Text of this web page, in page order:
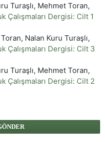
Turaşlı, Mehmet Toran,
Çalışmaları Dergisi: Cilt 1
Nalan Kuru Turaşlı,
Çalışmaları Dergisi: Cilt 3
Turaşlı, Mehmet Toran,
Çalışmaları Dergisi: Cilt 2